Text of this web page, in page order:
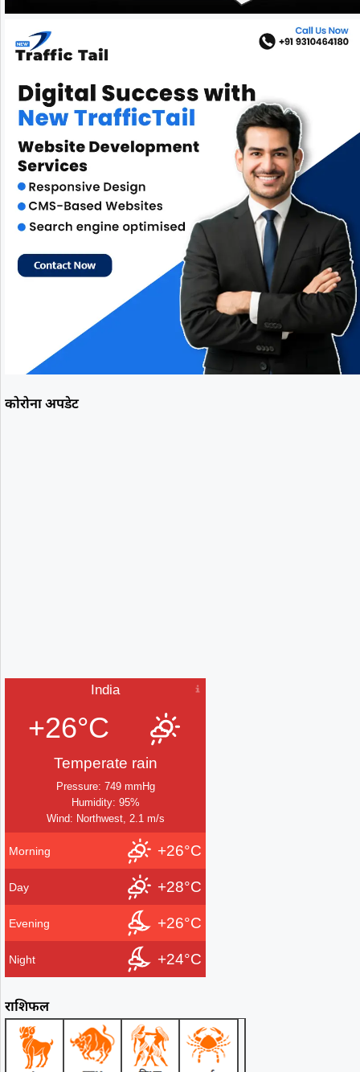
कोरोना अपडेट
India
+26°C
Temperate rain
Pressure: 749 mmHg
Humidity: 95%
Wind: Northwest, 2.1 m/s
Morning +26°C
Day +28°C
Evening +26°C
Night +24°C
राशिफल